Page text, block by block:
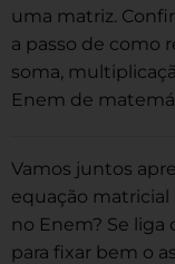
uma matriz.
a passo de como
soma,
Enem de
Vamos juntos
equação matricial
no Enem? Se liga
para fixar bem o